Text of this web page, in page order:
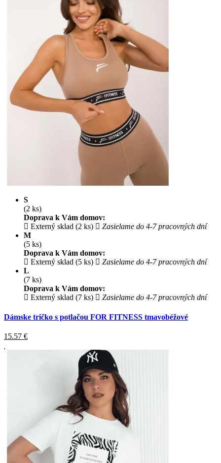
S
(2 ks)
Doprava k Vám domov:
Externý sklad (2 ks)
Zasielame do 4-7 pracovných dní
M
(5 ks)
Doprava k Vám domov:
Externý sklad (5 ks)
Zasielame do 4-7 pracovných dní
L
(7 ks)
Doprava k Vám domov:
Externý sklad (7 ks)
Zasielame do 4-7 pracovných dní
Dámske tričko s potlačou FOR FITNESS tmavobéžové
15.57 €